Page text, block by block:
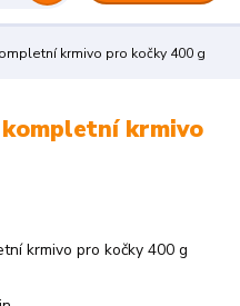
krmivo pro kočky 400 g
krmivo